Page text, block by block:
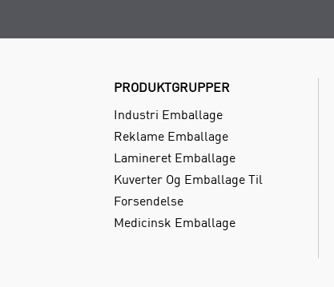
PRODUKTGRUPPER
Industri Emballage
Reklame Emballage
Lamineret Emballage
Kuverter Og Emballage Til
Forsendelse
Medicinsk Emballage